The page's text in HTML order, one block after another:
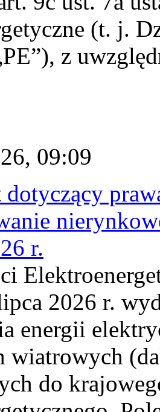
(t. j.
z
09:09
r.
2026 r.
energii
wiatrowych
do